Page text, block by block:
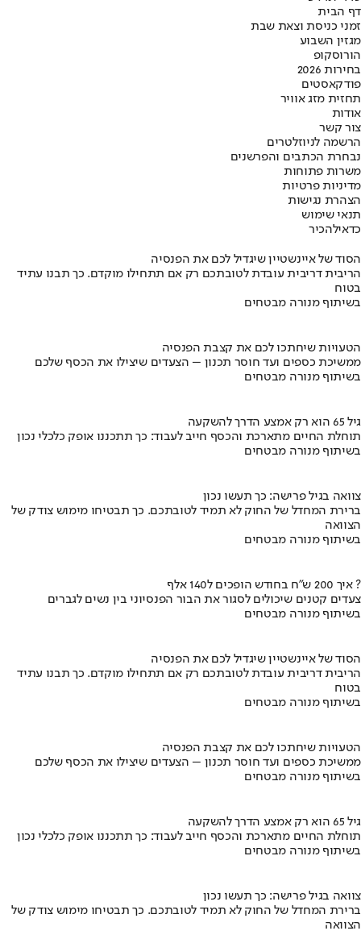
דף הבית
זמני כניסת וצאת שבת
מגזין השבוע
הורוסקופ
בחירות 2026
פודקאסטים
תחזית מזג אוויר
אודות
צור קשר
הרשמה לניוזלטרים
נבחרת הכתבים והפרשנים
משרות פתוחות
מדיניות פרטיות
הצהרת נגישות
תנאי שימוש
כדאילהכיר
הסוד של איינשטיין שיגדיל לכם את הפנסיה
הריבית דריבית עובדת לטובתכם רק אם תתחילו מוקדם. כך תבנו עתיד
בטוח
בשיתוף מנורה מבטחים
הטעויות שיחתכו לכם את קצבת הפנסיה
ממשיכת כספים ועד חוסר תכנון – הצעדים שיצילו את הכסף שלכם
בשיתוף מנורה מבטחים
גיל 65 הוא רק אמצע הדרך להשקעה
תוחלת החיים מתארכת והכסף חייב לעבוד: כך תתכננו אופק כלכלי נכון
בשיתוף מנורה מבטחים
צוואה בגיל פרישה: כך תעשו נכון
ברירת המחדל של החוק לא תמיד לטובתכם. כך תבטיחו מימוש צודק של
הצוואה
בשיתוף מנורה מבטחים
איך 200 ש"ח בחודש הופכים ל140 אלף ?
צעדים קטנים שיכולים לסגור את הבור הפנסיוני בין נשים לגברים
בשיתוף מנורה מבטחים
הסוד של איינשטיין שיגדיל לכם את הפנסיה
הריבית דריבית עובדת לטובתכם רק אם תתחילו מוקדם. כך תבנו עתיד
בטוח
בשיתוף מנורה מבטחים
הטעויות שיחתכו לכם את קצבת הפנסיה
ממשיכת כספים ועד חוסר תכנון – הצעדים שיצילו את הכסף שלכם
בשיתוף מנורה מבטחים
גיל 65 הוא רק אמצע הדרך להשקעה
תוחלת החיים מתארכת והכסף חייב לעבוד: כך תתכננו אופק כלכלי נכון
בשיתוף מנורה מבטחים
צוואה בגיל פרישה: כך תעשו נכון
ברירת המחדל של החוק לא תמיד לטובתכם. כך תבטיחו מימוש צודק של
הצוואה